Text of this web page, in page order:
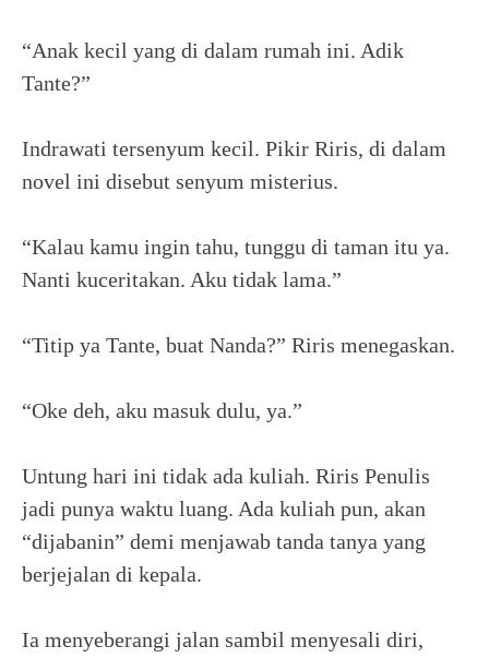
“Anak kecil yang di dalam rumah ini. Adik
Tante?”
Indrawati tersenyum kecil. Pikir Riris, di dalam
novel ini disebut senyum misterius.
“Kalau kamu ingin tahu, tunggu di taman itu ya.
Nanti kuceritakan. Aku tidak lama.”
“Titip ya Tante, buat Nanda?” Riris menegaskan.
“Oke deh, aku masuk dulu, ya.”
Untung hari ini tidak ada kuliah. Riris Penulis
jadi punya waktu luang. Ada kuliah pun, akan
“dijabanin” demi menjawab tanda tanya yang
berjejalan di kepala.
Ia menyeberangi jalan sambil menyesali diri,